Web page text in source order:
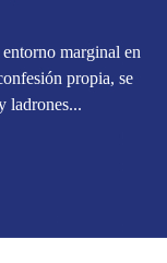
marginal en
propia, se
ladrones...